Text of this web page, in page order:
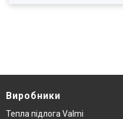
Виробники
Тепла підлога Valmi